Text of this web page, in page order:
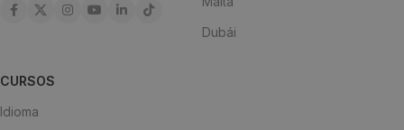
Dubái
CURSOS
Idioma